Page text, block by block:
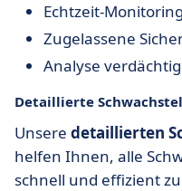
Echtzeit-
Zugelassene
Analyse
Detaillierte
Unsere detaillierten
helfen Ihnen, alle
schnell und effizient